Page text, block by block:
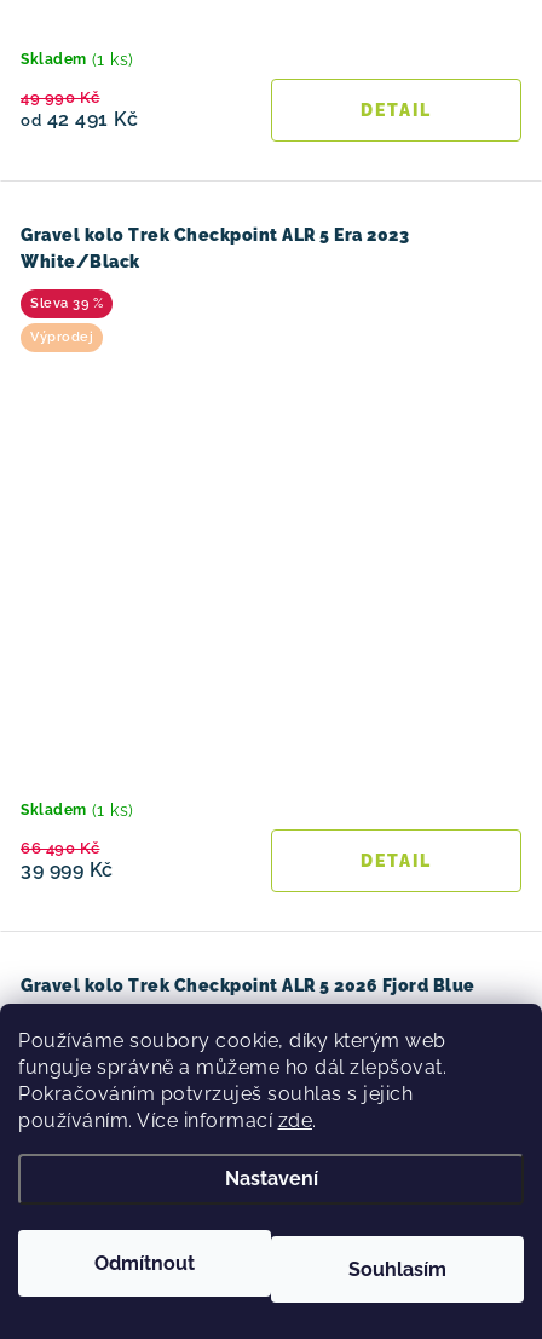
Používáme soubory cookie, díky kterým web
funguje správně a můžeme ho dál zlepšovat.
Pokračováním potvrzuješ souhlas s jejich
používáním. Více informací zde.
Nastavení
Odmítnout Souhlasím
Skladem (1 ks)
od 42 491 Kč
49 990 Kč
Gravel kolo Trek Checkpoint ALR 5 Era 2023
White/Black
39 %
Výprodej
Skladem (1 ks)
39 999 Kč
66 490 Kč
Gravel kolo Trek Checkpoint ALR 5 2026 Fjord Blue
Novinka